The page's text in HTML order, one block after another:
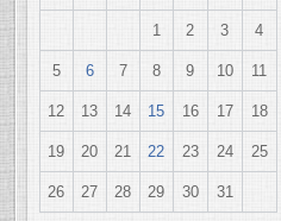
1 2 3 4
5 6 7 8 9 10 11
12 13 14 15 16 17 18
19 20 21 22 23 24 25
26 27 28 29 30 31